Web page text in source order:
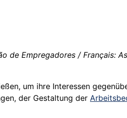
de Empregadores / Français:
um ihre Interessen
der Gestaltung der